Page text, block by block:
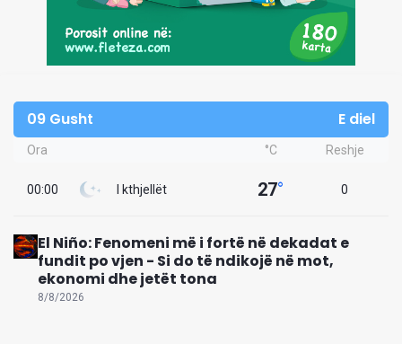
09 Gusht E diel
Ora °C Reshje
00:00 I kthjellët 27° 0
El Niño: Fenomeni më i fortë në dekadat e
fundit po vjen - Si do të ndikojë në mot,
ekonomi dhe jetët tona
8/8/2026